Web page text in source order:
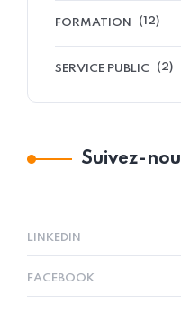
FORMATION (12)
SERVICE PUBLIC (2)
Suivez-
LINKEDIN
FACEBOOK